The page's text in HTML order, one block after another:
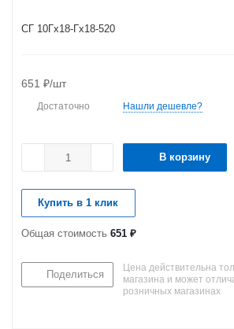
СГ 10Гх18-Гх18-520
651 ₽/шт
Достаточно Нашли дешевле?
В корзину
Купить в 1 клик
Общая стоимость 651 ₽
Поделиться
Цена действительна
магазина и может
розничных магазинах